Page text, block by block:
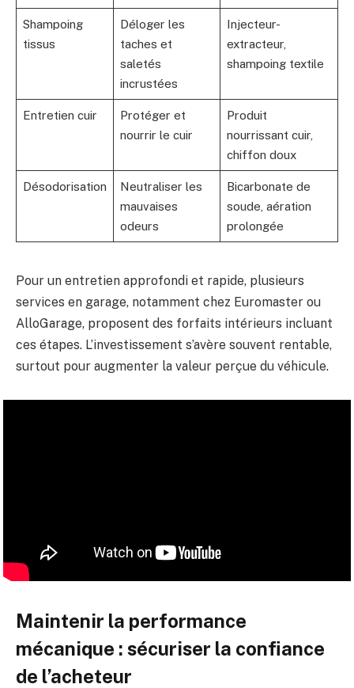
Shampoing
tissus
Déloger les
taches et
saletés
incrustées
Injecteur-
extracteur,
shampoing textile
Entretien cuir
Protéger et
nourrir le cuir
Produit
nourrissant cuir,
chiffon doux
Désodorisation
Neutraliser les
mauvaises
odeurs
Bicarbonate de
soude, aération
prolongée
Pour un entretien approfondi et rapide, plusieurs
services en garage, notamment chez Euromaster ou
AlloGarage, proposent des forfaits intérieurs incluant
ces étapes. L’investissement s’avère souvent rentable,
surtout pour augmenter la valeur perçue du véhicule.
Maintenir la performance
mécanique : sécuriser la confiance
de l’acheteur